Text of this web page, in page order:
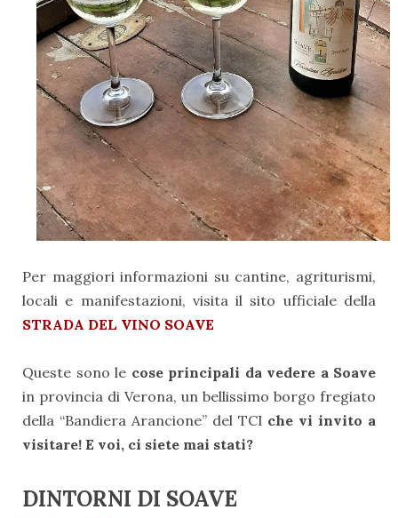
Per maggiori informazioni su cantine, agriturismi,
locali e manifestazioni, visita il sito ufficiale della
STRADA DEL VINO SOAVE
Queste sono le cose principali da vedere a Soave
in provincia di Verona, un bellissimo borgo fregiato
della “Bandiera Arancione” del TCI che vi invito a
visitare! E voi, ci siete mai stati?
DINTORNI DI SOAVE